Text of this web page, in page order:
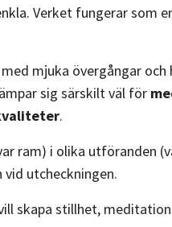
Verket fungerar
med mjuka övergångar
sig särskilt väl för
.
ram) i olika utföranden
utcheckningen.
skapa stillhet,